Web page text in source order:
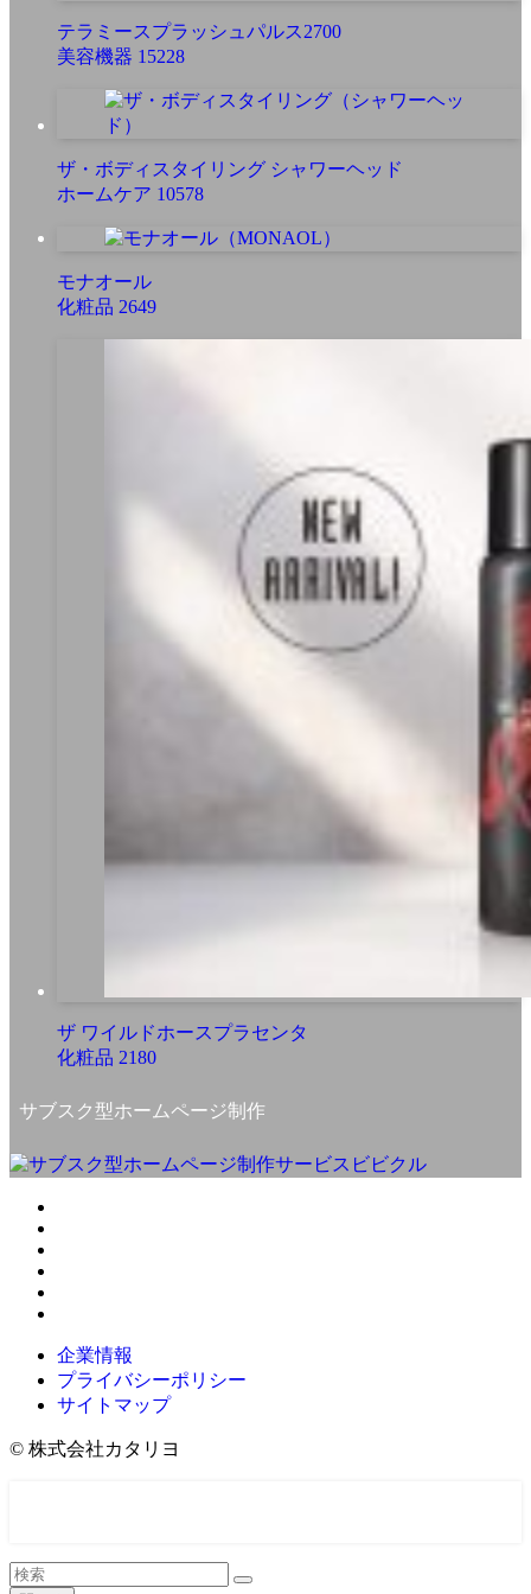
テラミースプラッシュパルス2700
美容機器 15228
ザ・ボディスタイリング シャワーヘッド
ホームケア 10578
モナオール
化粧品 2649
ザ ワイルドホースプラセンタ
化粧品 2180
サブスク型ホームページ制作
企業情報
プライバシーポリシー
サイトマップ
© 株式会社カタリヨ